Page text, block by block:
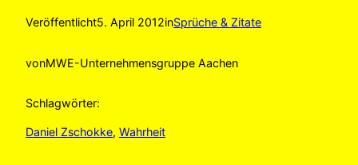
Veröffentlicht5. April 2012inSprüche & Zitate
vonMWE-Unternehmensgruppe Aachen
Schlagwörter:
Daniel Zschokke, Wahrheit